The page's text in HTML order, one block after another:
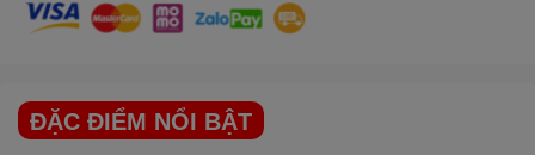
ĐẶC ĐIỂM NỔI BẬT